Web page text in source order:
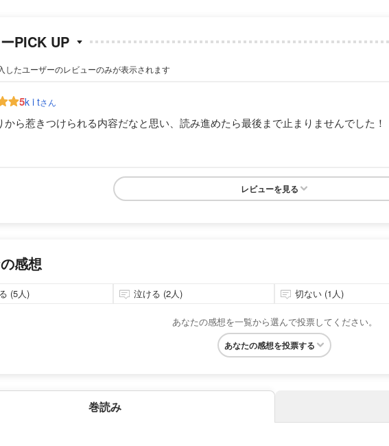
PICK UP
したユーザーのレビューのみが表示されます
5k i tさん
から惹きつけられる内容だなと思い、読み進めたら最後まで止まりませんでした！
レビューを見る
感想
(5人) 泣ける (2人) 切ない (1人)
あなたの感想を一覧から選んで投票してください。
あなたの感想を投票する
巻読み